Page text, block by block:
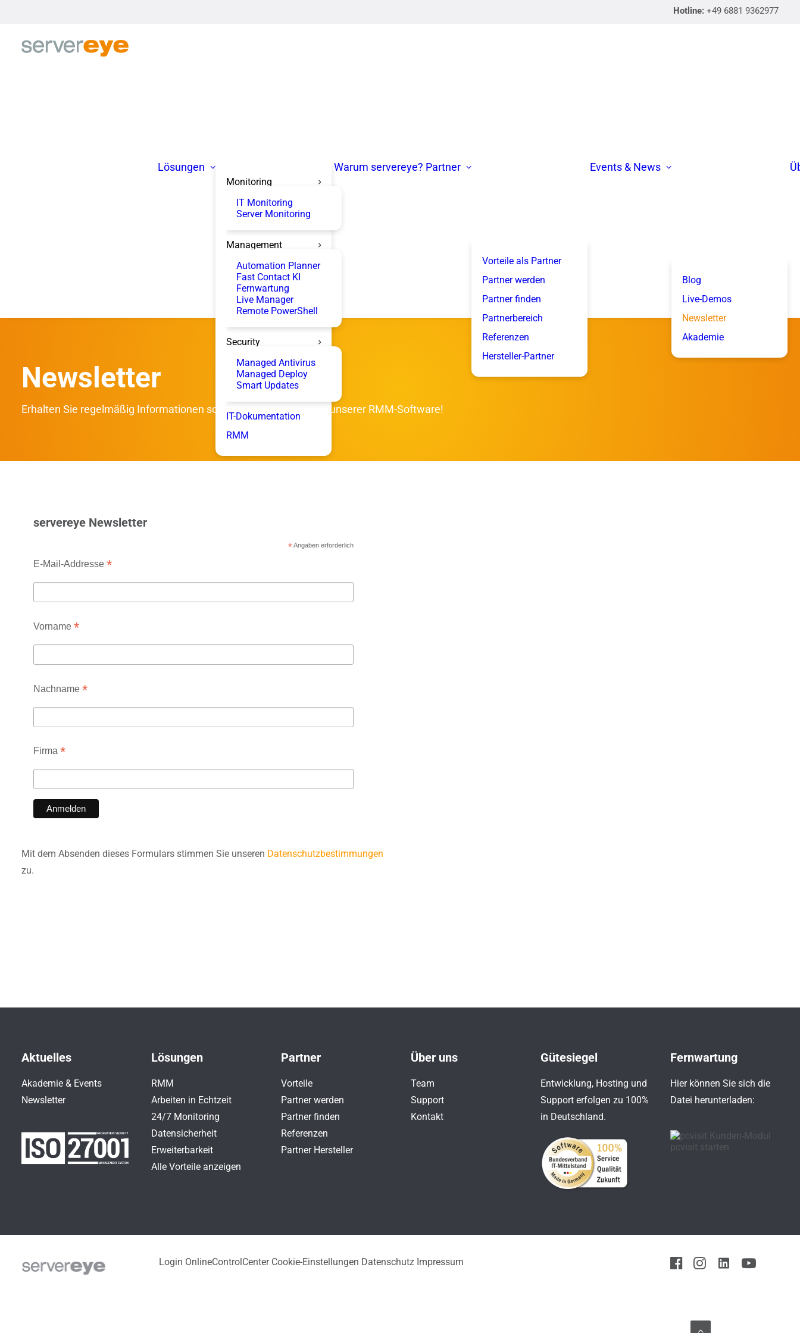
Hotline: +49 6881 9362977
Lösungen
Monitoring
IT Monitoring
Server Monitoring
Management
Automation Planner
Fast Contact KI
Fernwartung
Live Manager
Remote PowerShell
Security
Managed Antivirus
Managed Deploy
Smart Updates
IT-Dokumentation
RMM
Warum servereye? Partner
Vorteile als Partner
Partner werden
Partner finden
Partnerbereich
Referenzen
Hersteller-Partner
Events & News
Blog
Live-Demos
Newsletter
Akademie
Newsletter
Erhalten Sie regelmäßig Informationen sowie Tipps und Tricks zu unserer RMM-Software!
servereye Newsletter
*Angaben erforderlich
E-Mail-Addresse *
Vorname *
Nachname *
Firma *
Mit dem Absenden dieses Formulars stimmen Sie unseren Datenschutzbestimmungen
zu.
Aktuelles
Akademie & Events
Newsletter
Lösungen
RMM
Arbeiten in Echtzeit
24/7 Monitoring
Datensicherheit
Erweiterbarkeit
Alle Vorteile anzeigen
Partner
Vorteile
Partner werden
Partner finden
Referenzen
Partner Hersteller
Über uns
Team
Support
Kontakt
Gütesiegel
Entwicklung, Hosting und
Support erfolgen zu 100%
in Deutschland.
Fernwartung
Hier können Sie sich die
Datei herunterladen:
Login OnlineControlCenter Cookie-Einstellungen Datenschutz Impressum